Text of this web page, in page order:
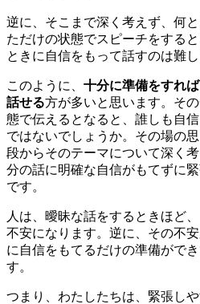
逆に、そこま で深く考えず
何
ただけの状態でスピーチをする
とき に自信をもって話すのは難
このように、 十分に準備をすれ
話せる方が多いと思います。その
態で伝えるとなると、 誰しも自
ではないでしょうか。 その場の
段からそのテーマについて深く
分の話に明確な自信がもてずに
です。
人は、曖昧な話をするときほど
不安になります。逆に
その不
に自信をもてるだけの準備がで
す。
つまり、 わたしたちは、 緊張し